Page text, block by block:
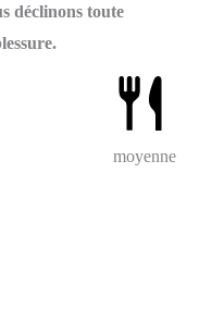
déclinons toute
moyenne